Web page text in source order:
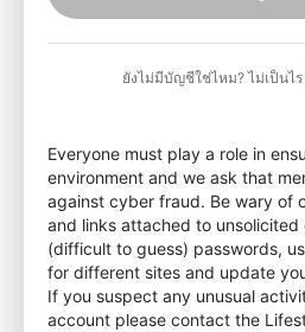
ยังไม่มีบัญชีใช่ไหม? ไม่เป็นไร
Everyone must play a role in
environment and we ask that
against cyber fraud. Be wary of
and links attached to unsolicited
(difficult to guess) passwords,
for different sites and update
If you suspect any unusual
account please contact the